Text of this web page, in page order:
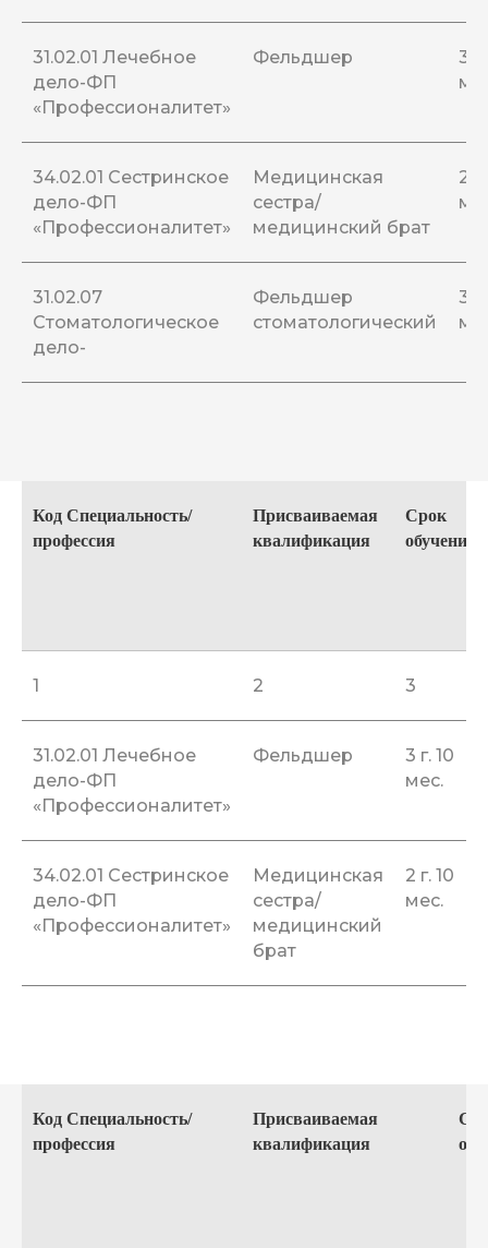
31.02.01 Лечебное
дело-ФП
«Профессионалитет»
Фельдшер
3
34.02.01 Сестринское
дело-ФП
«Профессионалитет»
Медицинская
сестра/
медицинский брат
2
31.02.07
Стоматологическое
дело-
Фельдшер
стоматологический
3
Код Специальность/
профессия
Присваиваемая
квалификация
Срок
обучения
1 2 3
31.02.01 Лечебное
дело-ФП
«Профессионалитет»
Фельдшер
3 г. 10
мес.
34.02.01 Сестринское
дело-ФП
«Профессионалитет»
Медицинская
сестра/
медицинский
брат
2 г. 10
мес.
Код Специальность/
профессия
Присваиваемая
квалификация